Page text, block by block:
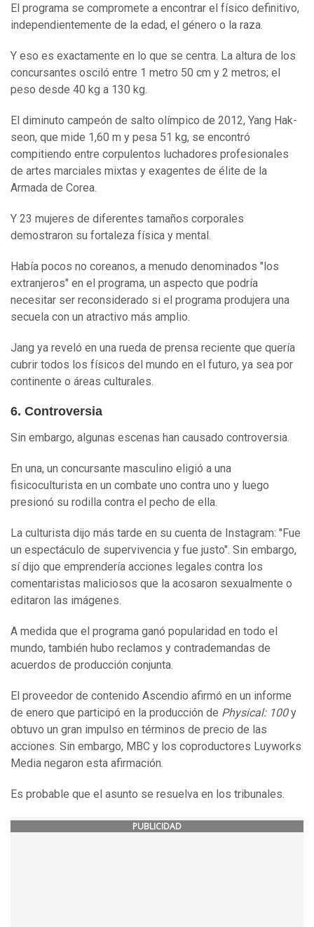
El programa se compromete a encontrar el físico definitivo,
independientemente de la edad, el género o la raza.
Y eso es exactamente en lo que se centra. La altura de los
concursantes osciló entre 1 metro 50 cm y 2 metros; el
peso desde 40 kg a 130 kg.
El diminuto campeón de salto olímpico de 2012, Yang Hak-
seon, que mide 1,60 m y pesa 51 kg, se encontró
compitiendo entre corpulentos luchadores profesionales
de artes marciales mixtas y exagentes de élite de la
Armada de Corea.
Y 23 mujeres de diferentes tamaños corporales
demostraron su fortaleza física y mental.
Había pocos no coreanos, a menudo denominados "los
extranjeros" en el programa, un aspecto que podría
necesitar ser reconsiderado si el programa produjera una
secuela con un atractivo más amplio.
Jang ya reveló en una rueda de prensa reciente que quería
cubrir todos los físicos del mundo en el futuro, ya sea por
continente o áreas culturales.
6. Controversia
Sin embargo, algunas escenas han causado controversia.
En una, un concursante masculino eligió a una
fisicoculturista en un combate uno contra uno y luego
presionó su rodilla contra el pecho de ella.
La culturista dijo más tarde en su cuenta de Instagram: "Fue
un espectáculo de supervivencia y fue justo". Sin embargo,
sí dijo que emprendería acciones legales contra los
comentaristas maliciosos que la acosaron sexualmente o
editaron las imágenes.
A medida que el programa ganó popularidad en todo el
mundo, también hubo reclamos y contrademandas de
acuerdos de producción conjunta.
El proveedor de contenido Ascendio afirmó en un informe
de enero que participó en la producción de Physical: 100y
obtuvo un gran impulso en términos de precio de las
acciones. Sin embargo, MBC y los coproductores Luyworks
Media negaron esta afirmación.
Es probable que el asunto se resuelva en los tribunales.
PUBLICIDAD